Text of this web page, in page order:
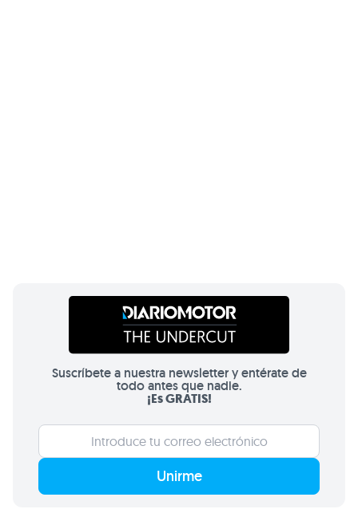
Suscríbete a nuestra newsletter y entérate de
todo antes que nadie.
¡Es GRATIS!
Unirme